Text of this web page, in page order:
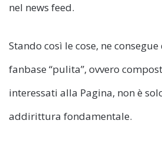
nel news feed.
Stando così le cose, ne consegue
fanbase “pulita”, ovvero
interessati alla Pagina, non è
addirittura fondamentale.